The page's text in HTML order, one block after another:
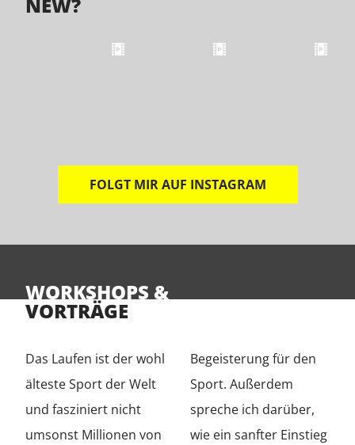
NEW?
FOLGT MIR AUF INSTAGRAM
WORKSHOPS &
VORTRÄGE
Das Laufen ist der wohl
älteste Sport der Welt
und fasziniert nicht
umsonst Millionen von
Begeisterung für den
Sport. Außerdem
spreche ich darüber,
wie ein sanfter Einstieg